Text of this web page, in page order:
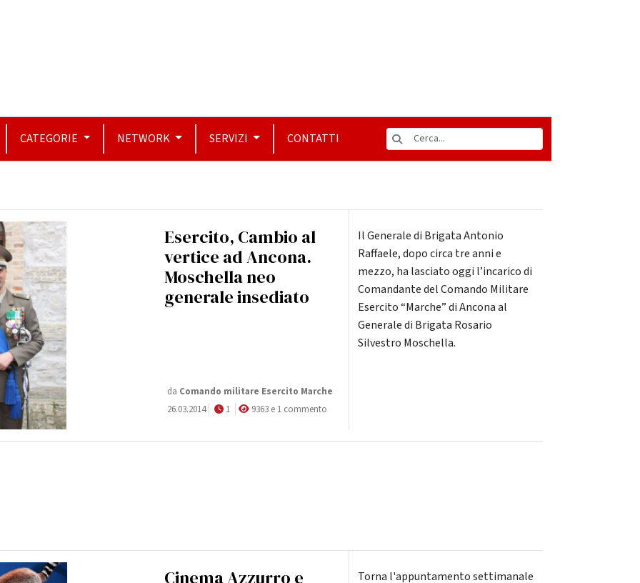
CATEGORIE NETWORK SERVIZI CONTATTI
Esercito, Cambio al
vertice ad Ancona.
Moschella neo
generale insediato
da Comando militare Esercito Marche
26.03.2014
1 9363 e 1 commento
Il Generale di Brigata Antonio
Raffaele, dopo circa tre anni e
mezzo, ha lasciato oggi l’incarico di
Comandante del Comando Militare
Esercito “Marche” di Ancona al
Generale di Brigata Rosario
Silvestro Moschella.
Cinema Azzurro e
Torna l'appuntamento settimanale